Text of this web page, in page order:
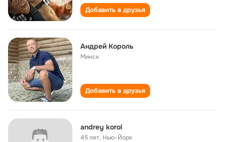
Добавить в друзья
Андрей Король
Минск
Добавить в друзья
andrey korol
45 лет, Нью-Йорк